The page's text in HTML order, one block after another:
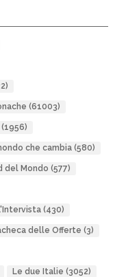
(61003)
(1956)
che cambia(580)
del Mondo (577)
(430)
delle Offerte (3)
Le due Italie (3052)